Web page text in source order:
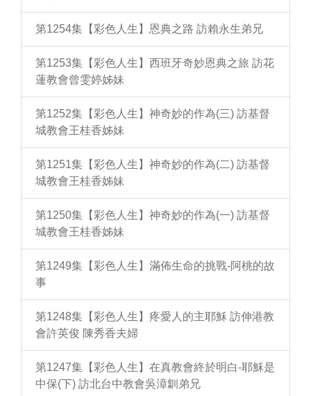
第1254集【彩色人生】恩典之路 訪賴永生弟兄
第1253集【彩色人生】西班牙奇妙恩典之旅 訪花
蓮教會曾雯婷姊妹
第1252集【彩色人生】神奇妙的作為(三) 訪基督
城教會王桂香姊妹
第1251集【彩色人生】神奇妙的作為(二) 訪基督
城教會王桂香姊妹
第1250集【彩色人生】神奇妙的作為(一) 訪基督
城教會王桂香姊妹
第1249集【彩色人生】滿佈生命的挑戰-阿桃的故
事
第1248集【彩色人生】疼愛人的主耶穌 訪伸港教
會許英俊 陳秀香夫婦
第1247集【彩色人生】在真教會終於明白-耶穌是
中保(下) 訪北台中教會吳漳釧弟兄